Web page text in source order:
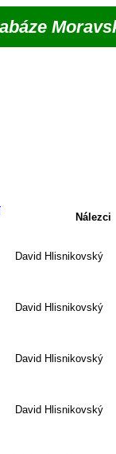
Nálezci
David Hlisnikovský
David Hlisnikovský
David Hlisnikovský
David Hlisnikovský